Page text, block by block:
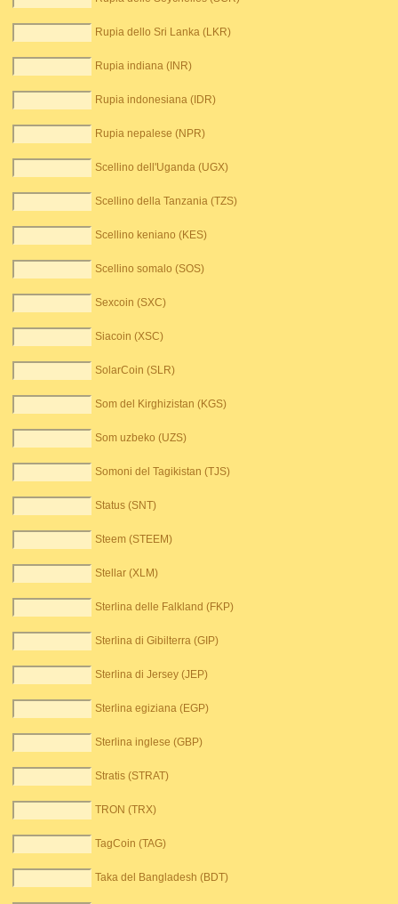
Rupia dello Sri Lanka (LKR)
Rupia indiana (INR)
Rupia indonesiana (IDR)
Rupia nepalese (NPR)
Scellino dell'Uganda (UGX)
Scellino della Tanzania (TZS)
Scellino keniano (KES)
Scellino somalo (SOS)
Sexcoin (SXC)
Siacoin (XSC)
SolarCoin (SLR)
Som del Kirghizistan (KGS)
Som uzbeko (UZS)
Somoni del Tagikistan (TJS)
Status (SNT)
Steem (STEEM)
Stellar (XLM)
Sterlina delle Falkland (FKP)
Sterlina di Gibilterra (GIP)
Sterlina di Jersey (JEP)
Sterlina egiziana (EGP)
Sterlina inglese (GBP)
Stratis (STRAT)
TRON (TRX)
TagCoin (TAG)
Taka del Bangladesh (BDT)